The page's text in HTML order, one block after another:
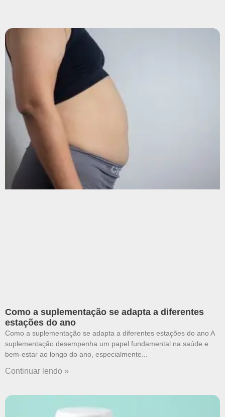
Como a suplementação se adapta a diferentes
estações do ano
Como a suplementação se adapta a diferentes estações do ano A
suplementação desempenha um papel fundamental na saúde e
bem-estar ao longo do ano, especialmente
Continuar lendo »